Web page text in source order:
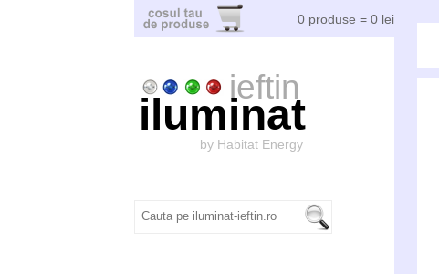
0 produse = 0 lei
ieftin
iluminat
by Habitat Energy